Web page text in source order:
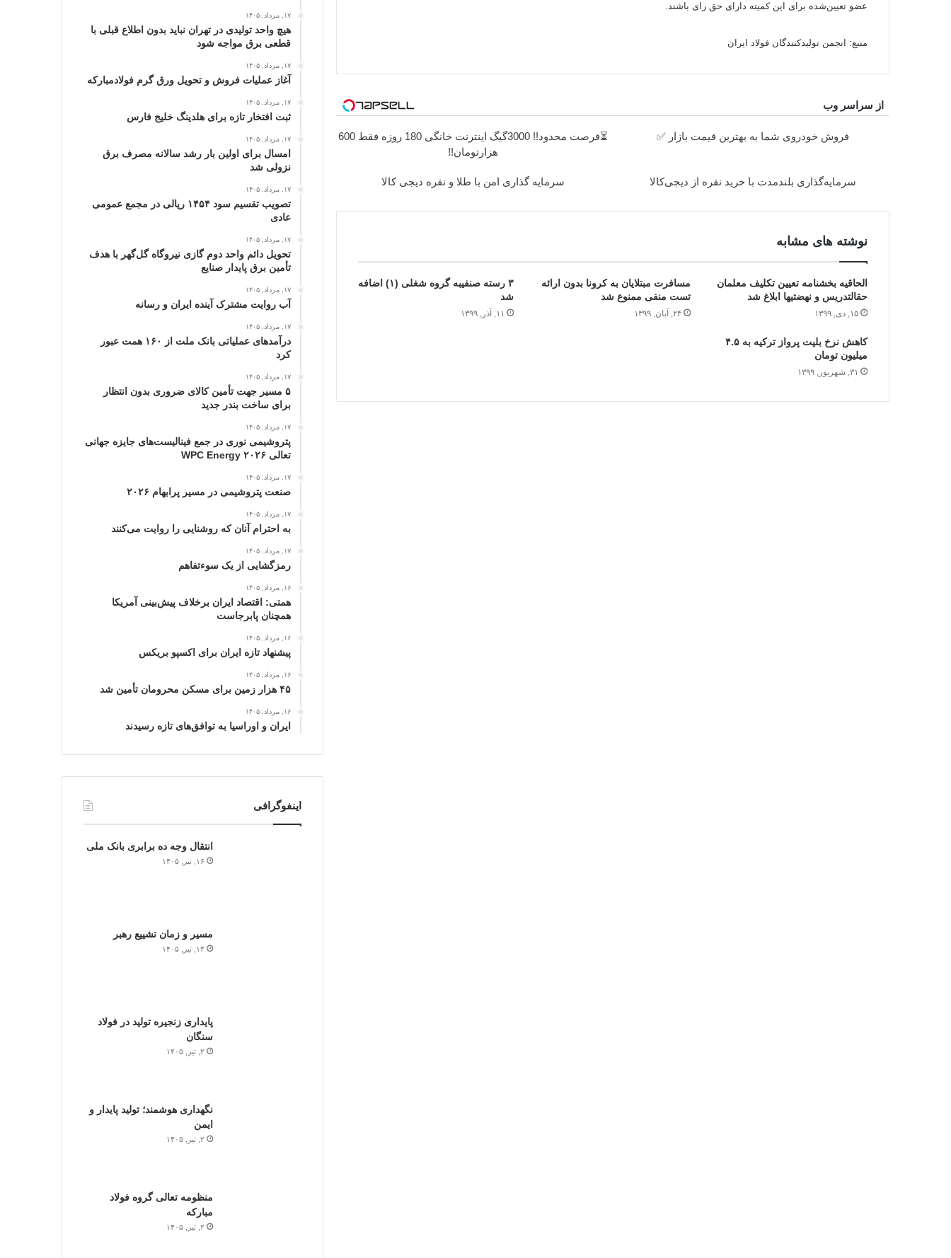
عضو تعیین‌شده برای این کمیته دارای حق رای باشند.
منبع: انجمن تولیدکنندگان فولاد ایران
از سراسر وب
فروش خودروی شما به بهترین قیمت بازار ✅
⏳فرصت محدود!! 3000گیگ اینترنت خانگی 180 روزه فقط 600
هزارتومان!!
سرمایه‌گذاری بلندمدت با خرید نقره از دیجی‌کالا سرمایه گذاری امن با طلا و نقره دیجی کالا
نوشته های مشابه
الحاقیه بخشنامه تعیین تکلیف معلمان
حق‎التدریس و نهضتی‎ها ابلاغ شد
۱۵, دی, ۱۳۹۹
مسافرت مبتلایان به کرونا بدون ارائه
تست منفی ممنوع شد
۲۴, آبان, ۱۳۹۹
۳ رسته صنفیبه گروه شغلی (۱) اضافه
شد
۱۱, آذر, ۱۳۹۹
کاهش نرخ بلیت پرواز ترکیه به ۴.۵
میلیون تومان
۳۱, شهریور, ۱۳۹۹
۱۷, مرداد, ۱۴۰۵
هیچ واحد تولیدی در تهران نباید بدون اطلاع قبلی با
قطعی برق مواجه شود
۱۷, مرداد, ۱۴۰۵
آغاز عملیات فروش و تحویل ورق گرم فولادمبارکه
۱۷, مرداد, ۱۴۰۵
ثبت افتخار تازه برای هلدینگ خلیج‌ فارس
۱۷, مرداد, ۱۴۰۵
امسال برای اولین بار رشد سالانه مصرف برق
نزولی شد
۱۷, مرداد, ۱۴۰۵
تصویب تقسیم سود ۱۴۵۴ ریالی در مجمع عمومی
عادی
۱۷, مرداد, ۱۴۰۵
تحویل دائم واحد دوم گازی نیروگاه گل‌گهر با هدف
تأمین برق پایدار صنایع
۱۷, مرداد, ۱۴۰۵
آب روایت مشترک آینده ایران و رسانه
۱۷, مرداد, ۱۴۰۵
درآمدهای عملیاتی بانک ملت از ۱۶۰ همت عبور
كرد
۱۷, مرداد, ۱۴۰۵
۵ مسیر جهت تأمین کالای ضروری بدون انتظار
برای ساخت بندر جدید
۱۷, مرداد, ۱۴۰۵
پتروشیمی نوری در جمع فینالیست‌های جایزه جهانی
تعالی WPC Energy ۲۰۲۶
۱۷, مرداد, ۱۴۰۵
صنعت پتروشیمی در مسیر پرابهام ۲۰۲۶
۱۷, مرداد, ۱۴۰۵
به احترام آنان که روشنایی را روایت می‌کنند
۱۷, مرداد, ۱۴۰۵
رمزگشایی از یک سوءتفاهم
۱۶, مرداد, ۱۴۰۵
همتی: اقتصاد ایران برخلاف پیش‌بینی آمریکا
همچنان پابرجاست
۱۶, مرداد, ۱۴۰۵
پیشنهاد تازه ایران برای اکسپو بریکس
۱۶, مرداد, ۱۴۰۵
۴۵ هزار زمین برای مسکن محرومان تأمین شد
۱۶, مرداد, ۱۴۰۵
ایران و اوراسیا به توافق‌های تازه رسیدند
اینفوگرافی
انتقال وجه ده برابری بانک ملی
۱۶, تیر, ۱۴۰۵
مسیر و زمان تشییع رهبر
۱۳, تیر, ۱۴۰۵
پایداری زنجیره تولید در فولاد
سنگان
۲, تیر, ۱۴۰۵
نگهداری هوشمند؛ تولید پایدار و
ایمن
۲, تیر, ۱۴۰۵
منظومه تعالی گروه فولاد
مبارکه
۲, تیر, ۱۴۰۵